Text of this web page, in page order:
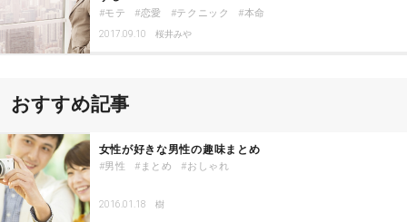
モテ 恋愛 テクニック 本命
2017.09.10 桜井みや
おすすめ記事
女性が好きな男性の趣味まとめ
男性 まとめ おしゃれ
2016.01.18 樹